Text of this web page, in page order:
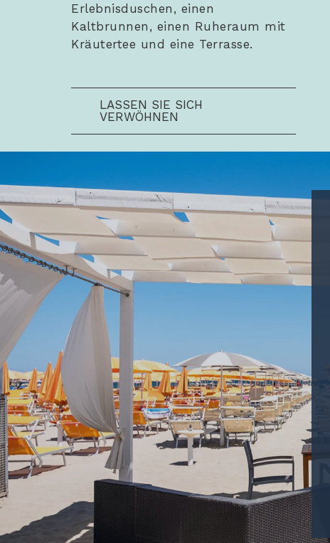
Erlebnisduschen, einen
Kaltbrunnen, einen Ruheraum mit
Kräutertee und eine Terrasse.
LASSEN SIE SICH
VERWÖHNEN